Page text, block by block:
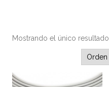
Mostrando el único resultado